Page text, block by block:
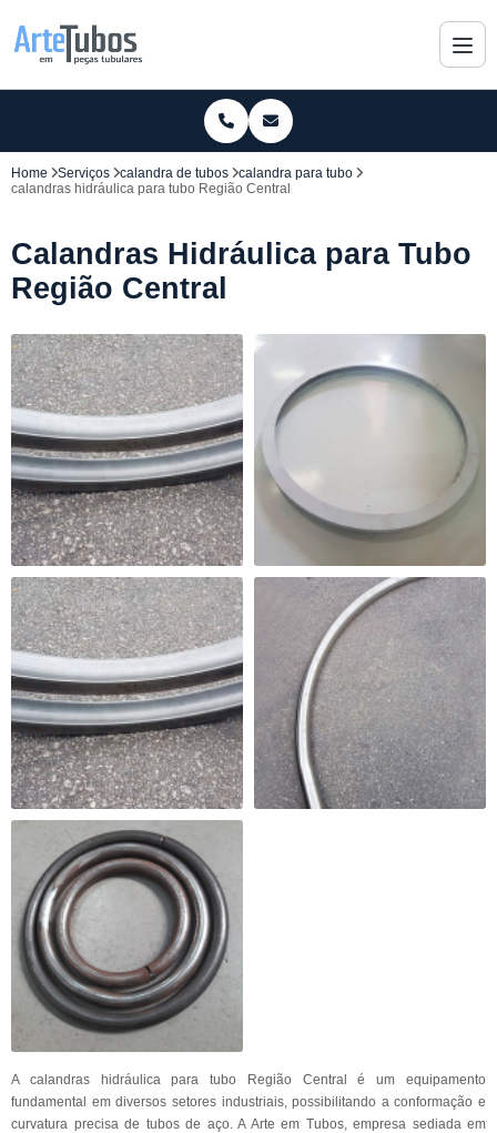
Home Serviços calandra de tubos
calandra para tubo
calandras hidráulica para tubo Região Central
Calandras Hidráulica para Tubo
Região Central
A calandras hidráulica para tubo Região Central é um equipamento
fundamental em diversos setores industriais, possibilitando a conformação e
curvatura precisa de tubos de aço. A Arte em Tubos, empresa sediada em